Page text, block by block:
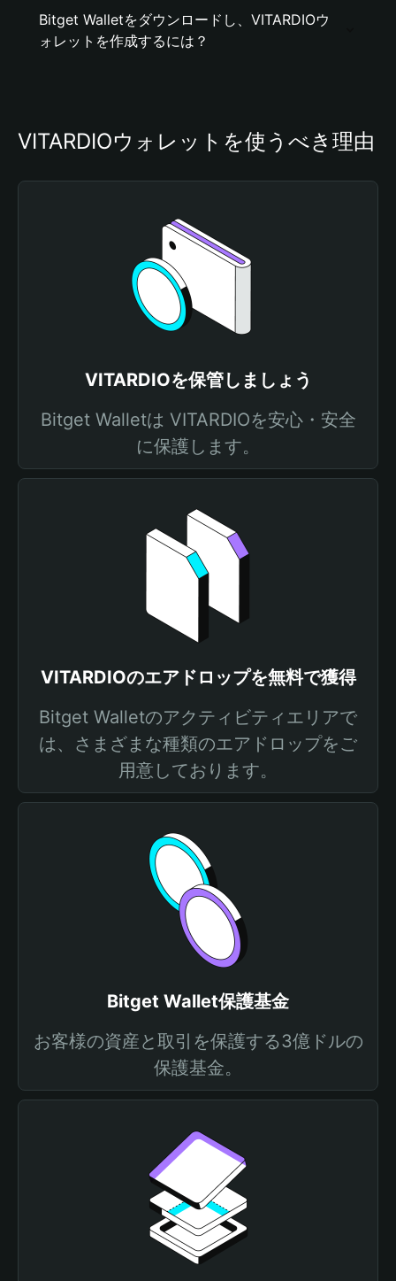
Bitget Walletをダウンロードし、VITARDIOウ
ォレットを作成するには？
VITARDIOウォレットを使うべき理由
VITARDIOを保管しましょう
Bitget Walletは VITARDIOを安心・安全
に保護します。
VITARDIOのエアドロップを無料で獲得
Bitget Walletのアクティビティエリアで
は、さまざまな種類のエアドロップをご
用意しております。
Bitget Wallet保護基金
お客様の資産と取引を保護する3億ドルの
保護基金。